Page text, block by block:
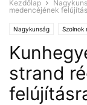
Kezdőlap
medencéjének
Nagykunság Szolnok
strand